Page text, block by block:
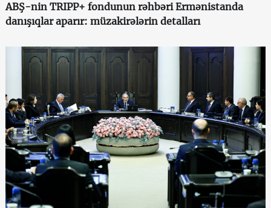
ABŞ-nin TRIPP+ fondunun rəhbəri Ermənistanda
danışıqlar aparır: müzakirələrin detalları